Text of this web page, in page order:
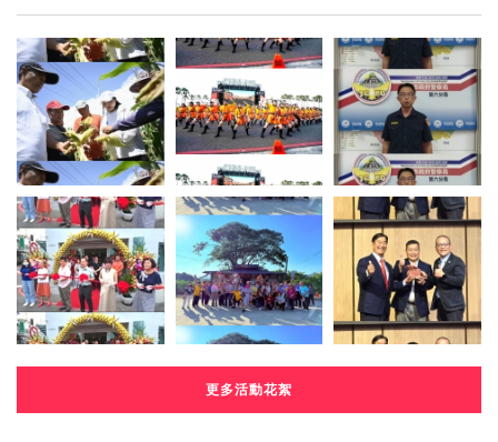
更多活動花絮